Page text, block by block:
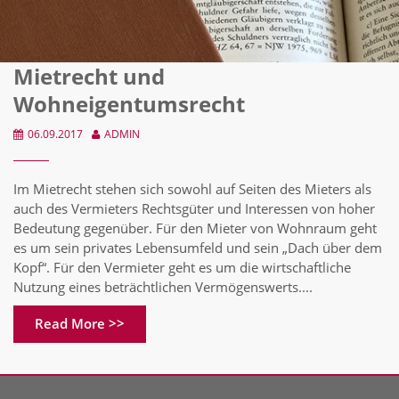
Mietrecht und
Wohneigentumsrecht
06.09.2017 ADMIN
Im Mietrecht stehen sich sowohl auf Seiten des Mieters als
auch des Vermieters Rechtsgüter und Interessen von hoher
Bedeutung gegenüber. Für den Mieter von Wohnraum geht
es um sein privates Lebensumfeld und sein „Dach über dem
Kopf“. Für den Vermieter geht es um die wirtschaftliche
Nutzung eines beträchtlichen Vermögenswerts....
Read More >>